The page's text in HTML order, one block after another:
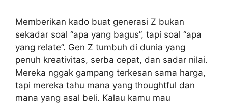
Memberikan kado buat generasi Z bukan
sekadar soal “apa yang bagus”, tapi soal “apa
yang relate”. Gen Z tumbuh di dunia yang
penuh kreativitas, serba cepat, dan sadar nilai.
Mereka nggak gampang terkesan sama harga,
tapi mereka tahu mana yang thoughtful dan
mana yang asal beli. Kalau kamu mau